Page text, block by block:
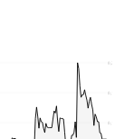
0,12
0,17
0,22